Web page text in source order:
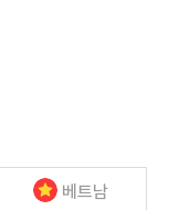
베트남